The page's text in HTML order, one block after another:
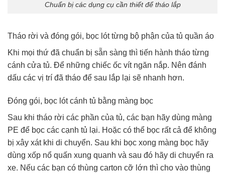
Chuẩn bị các dụng cụ cần thiết để tháo lắp
Tháo rời và đóng gói, bọc lót từng bộ phận của tủ quần áo
Khi mọi thứ đã chuẩn bị sẵn sàng thì tiến hành tháo từng
cánh cửa tủ. Để những chiếc ốc vít ngăn nắp. Nên đánh
dấu các vị trí đã tháo để sau lắp lại sẽ nhanh hơn.
Đóng gói, bọc lót cánh tủ bằng màng bọc
Sau khi tháo rời các phần của tủ, các bạn hãy dùng màng
PE để bọc các cạnh tủ lại. Hoặc có thể bọc rất cả để không
bị xây xát khi di chuyển. Sau khi bọc xong màng bọc hãy
dùng xốp nổ quấn xung quanh và sau đó hãy di chuyển ra
xe. Nếu các bạn có thùng carton cỡ lớn thì cho vào thùng